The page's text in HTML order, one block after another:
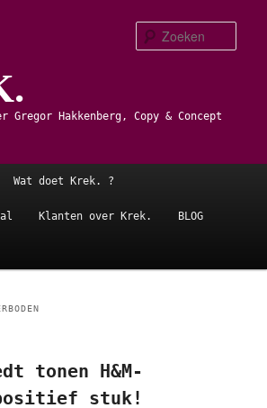
Gregor Hakkenberg, Copy & Concept
Wat doet Krek. ?
Klanten over Krek. BLOG
tonen H&M-
stuk!